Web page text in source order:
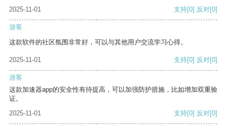
2025-11-01
支持[0] 反对[0]
游客
这款软件的社区氛围非常好，可以与其他用户交流学习心得。
2025-11-01 支持[0] 反对[0]
游客
这款加速器app的安全性有待提高，可以加强防护措施，比如增加双重验
证。
2025-11-01
支持[0] 反对[0]